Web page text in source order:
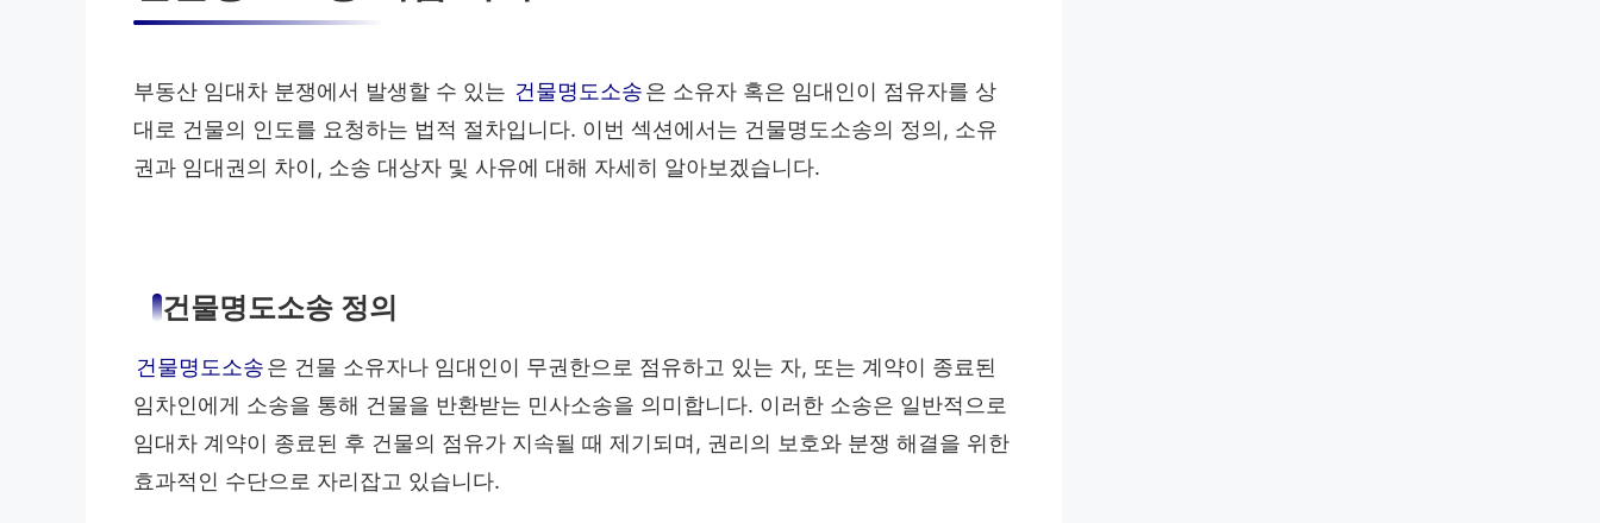
부동산 임대차 분쟁에서 발생할 수 있는 건물명도소송은 소유자 혹은 임대인이 점유자를 상
대로 건물의 인도를 요청하는 법적 절차입니다. 이번 섹션에서는 건물명도소송의 정의, 소유
권과 임대권의 차이, 소송 대상자 및 사유에 대해 자세히 알아보겠습니다.
건물명도소송 정의
건물명도소송은 건물 소유자나 임대인이 무권한으로 점유하고 있는 자, 또는 계약이 종료된
임차인에게 소송을 통해 건물을 반환받는 민사소송을 의미합니다. 이러한 소송은 일반적으로
임대차 계약이 종료된 후 건물의 점유가 지속될 때 제기되며, 권리의 보호와 분쟁 해결을 위한
효과적인 수단으로 자리잡고 있습니다.